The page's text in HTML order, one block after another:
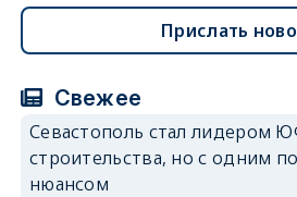
Прислать
Свежее
Севастополь стал лидером
строительства, но с одним
нюансом